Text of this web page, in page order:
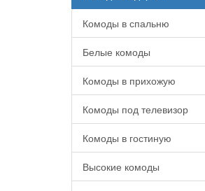
Комоды в спальню
Белые комоды
Комоды в прихожую
Комоды под телевизор
Комоды в гостиную
Высокие комоды